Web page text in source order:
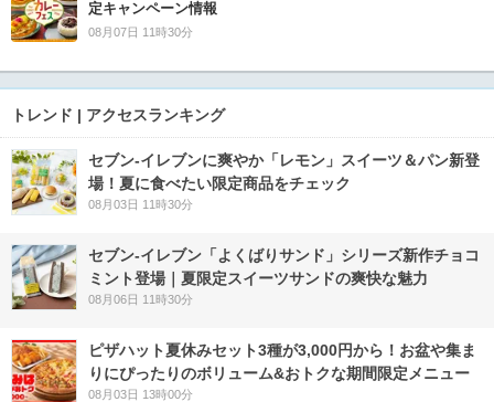
定キャンペーン情報
08月07日 11時30分
トレンド | アクセスランキング
セブン‐イレブンに爽やか「レモン」スイーツ＆パン新登
場！夏に食べたい限定商品をチェック
08月03日 11時30分
セブン‐イレブン「よくばりサンド」シリーズ新作チョコ
ミント登場｜夏限定スイーツサンドの爽快な魅力
08月06日 11時30分
ピザハット夏休みセット3種が3,000円から！お盆や集ま
りにぴったりのボリューム&おトクな期間限定メニュー
08月03日 13時00分